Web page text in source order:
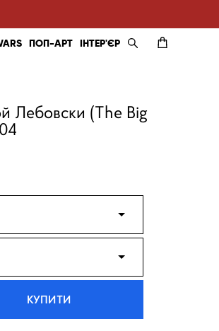
ПОП-АРТ ІНТЕР'ЄР
Лебовски (The Big
КУПИТИ